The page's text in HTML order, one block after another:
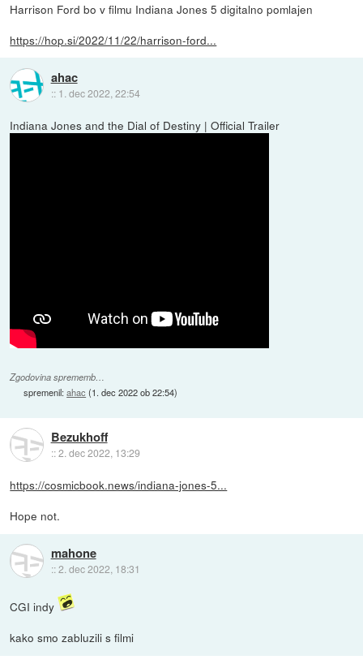
Harrison Ford bo v filmu Indiana Jones 5 digitalno pomlajen
https://hop.si/2022/11/22/harrison-ford...
ahac
:: 1. dec 2022, 22:54
Indiana Jones and the Dial of Destiny | Official Trailer
Zgodovina sprememb…
spremenil:ahac (1. dec 2022 ob 22:54)
Bezukhoff
::2. dec 2022, 13:29
https://cosmicbook.news/indiana-jones-5...
Hope not.
mahone
::2. dec 2022, 18:31
CGI indy
kako smo zabluzili s filmi